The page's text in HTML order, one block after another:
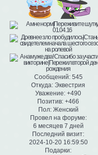
Сообщений:545
Откуда: Эквестрия
Уважение: +490
Позитив: +466
Пол:Женский
Провел на форуме:
6 месяцев 7 дней
Последний визит:
2024-10-20 16:59:50
Подарки: